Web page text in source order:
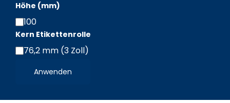
(mm)
Höhe (mm)
Höhe
(mm)
100
Kern Etikettenrolle
Kern
Etikettenrolle
76,2 mm (3 Zoll)
Anwenden